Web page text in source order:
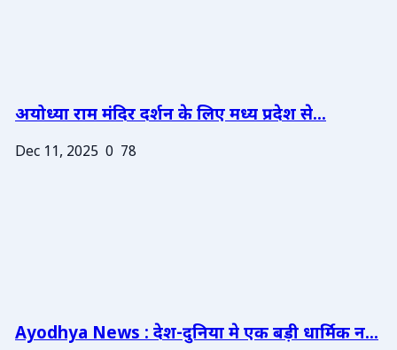
अयोध्या राम मंदिर दर्शन के लिए मध्य प्रदेश से...
Dec 11, 2025 0 78
Ayodhya News : देश-दुनिया मे एक बड़ी धार्मिक न...